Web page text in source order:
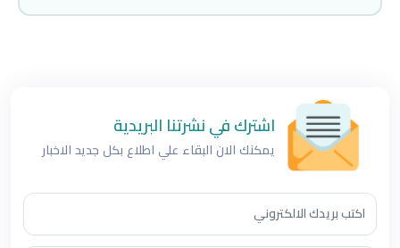
اشترك في نشرتنا البريدية
يمكنك الان البقاء علي اطلاع بكل جديد الاخبار